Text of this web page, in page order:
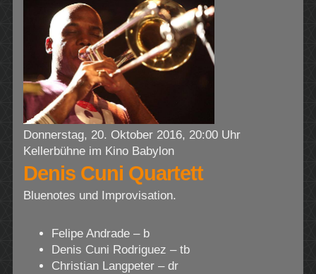
Donnerstag, 20. Oktober 2016, 20:00 Uhr
Kellerbühne im Kino Babylon
Denis Cuni Quartett
Bluenotes und Improvisation.
Felipe Andrade – b
Denis Cuni Rodriguez – tb
Christian Langpeter – dr